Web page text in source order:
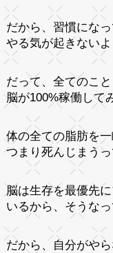
だから、習慣にな
やる気が起きない
だって、全てのこ
脳が100%稼働して
体の全ての脂肪を
つまり死んじまうっ
脳は生存を最優先
いるから、そうなっ
だから、自分がや